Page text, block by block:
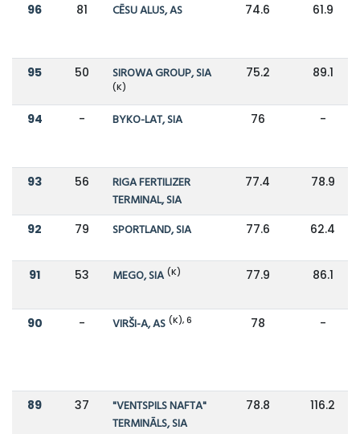
96 81 CĒSU ALUS, AS 74.6 61.9
95 50 SIROWA GROUP, SIA
(K)
75.2 89.1
94 - BYKO-LAT, SIA 76 -
93 56
RIGA FERTILIZER
TERMINAL, SIA
77.4 78.9
92 79 SPORTLAND, SIA 77.6 62.4
91 53 MEGO, SIA (K) 77.9 86.1
90 - VIRŠI-A, AS (K), 6 78 -
89 37
"VENTSPILS NAFTA"
TERMINĀLS, SIA
78.8 116.2